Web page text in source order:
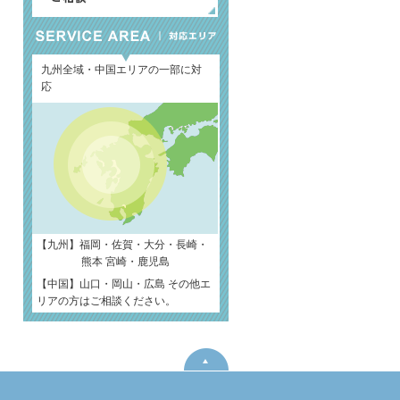
九州全域・中国エリアの一部に対
応
【九州】福岡・佐賀・大分・長崎・
熊本 宮崎・鹿児島
【中国】山口・岡山・広島 その他エ
リアの方はご相談ください。